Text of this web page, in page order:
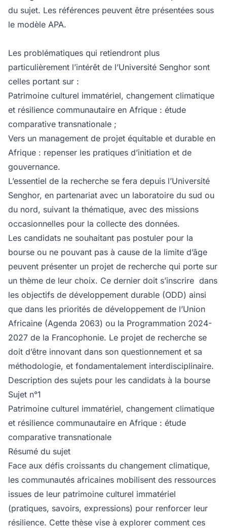
du sujet. Les références peuvent être présentées sous
le modèle APA.
Les problématiques qui retiendront plus
particulièrement l’intérêt de l’Université Senghor sont
celles portant sur :
Patrimoine culturel immatériel, changement climatique
et résilience communautaire en Afrique : étude
comparative transnationale ;
Vers un management de projet équitable et durable en
Afrique : repenser les pratiques d’initiation et de
gouvernance.
L’essentiel de la recherche se fera depuis l’Université
Senghor, en partenariat avec un laboratoire du sud ou
du nord, suivant la thématique, avec des missions
occasionnelles pour la collecte des données.
Les candidats ne souhaitant pas postuler pour la
bourse ou ne pouvant pas à cause de la limite d’âge
peuvent présenter un projet de recherche qui porte sur
un thème de leur choix. Ce dernier doit s’inscrire dans
les objectifs de développement durable (ODD) ainsi
que dans les priorités de développement de l’Union
Africaine (Agenda 2063) ou la Programmation 2024-
2027 de la Francophonie. Le projet de recherche se
doit d’être innovant dans son questionnement et sa
méthodologie, et fondamentalement interdisciplinaire.
Description des sujets pour les candidats à la bourse
Sujet n°1
Patrimoine culturel immatériel, changement climatique
et résilience communautaire en Afrique : étude
comparative transnationale
Résumé du sujet
Face aux défis croissants du changement climatique,
les communautés africaines mobilisent des ressources
issues de leur patrimoine culturel immatériel
(pratiques, savoirs, expressions) pour renforcer leur
résilience. Cette thèse vise à explorer comment ces